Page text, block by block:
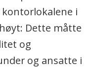
i
Dette måtte
og
og ansatte i